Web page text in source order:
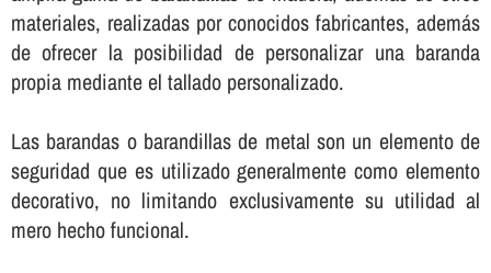
materiales, realizadas por conocidos fabricantes, además
de ofrecer la posibilidad de personalizar una baranda
propia mediante el tallado personalizado.
Las barandas o barandillas de metal son un elemento de
seguridad que es utilizado generalmente como elemento
decorativo, no limitando exclusivamente su utilidad al
mero hecho funcional.